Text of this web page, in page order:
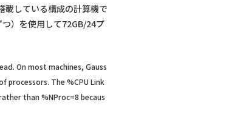
載している構成の計算機で
）を使用して72GB/24プ
On most machines, Gauss
processors. The %CPU Link
than %NProc=8 becaus